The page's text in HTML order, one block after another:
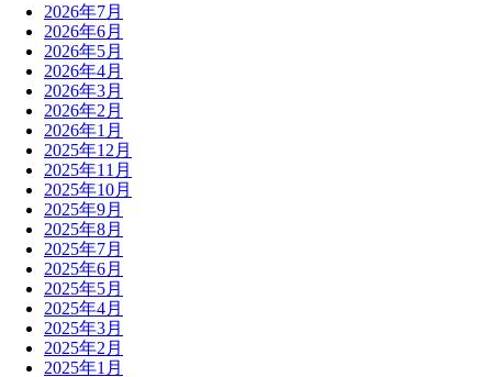
2026年7月
2026年6月
2026年5月
2026年4月
2026年3月
2026年2月
2026年1月
2025年12月
2025年11月
2025年10月
2025年9月
2025年8月
2025年7月
2025年6月
2025年5月
2025年4月
2025年3月
2025年2月
2025年1月